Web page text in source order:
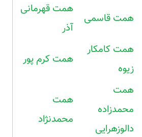
همت قاسمی
همت قهرمانی
آذر
همت کامکار
زیوه
همت کرم پور
همت
محمدزاده
دالوزهرایی
همت
محمدنژاد